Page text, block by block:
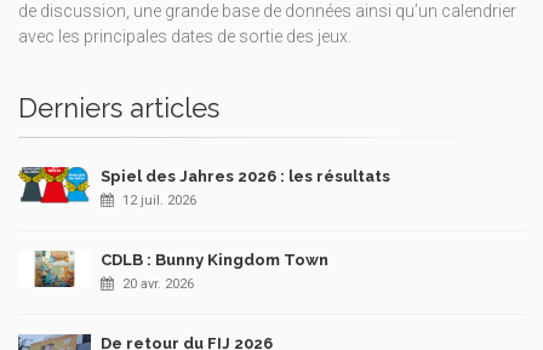
de discussion, une grande base de données ainsi qu’un calendrier
avec les principales dates de sortie des jeux.
Derniers articles
Spiel des Jahres 2026 : les résultats
12 juil. 2026
CDLB : Bunny Kingdom Town
20 avr. 2026
De retour du FIJ 2026